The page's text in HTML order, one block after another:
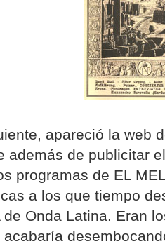
apareció la web
además de publicitar
programas de EL
a los que tiempo
de Onda Latina. Eran
acabaría